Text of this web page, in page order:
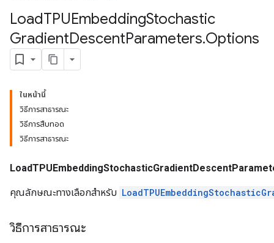
LoadTPUEmbeddingStochastic
GradientDescentParameters.Options
ในหน้านี้
วิธีการสาธารณะ
วิธีการสืบทอด
วิธีการสาธารณะ
คุณลักษณะทางเลือกสำหรับ
วิธีการสาธารณะ